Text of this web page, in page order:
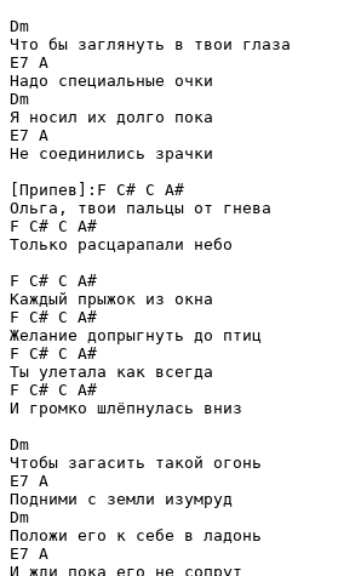
Dm
Что бы заглянуть в твои глаза
E7 A
Надо специальные очки
Dm
Я носил их долго пока
E7 A
Не соединились зрачки
[Припев]:F C# C A#
Ольга, твои пальцы от гнева
F C# C A#
Только расцарапали небо
F C# C A#
Каждый прыжок из окна
F C# C A#
Желание допрыгнуть до птиц
F C# C A#
Ты улетала как всегда
F C# C A#
И громко шлёпнулась вниз
Dm
Чтобы загасить такой огонь
E7 A
Подними с земли изумруд
Dm
Положи его к себе в ладонь
E7 A
И жди пока его не сопрут